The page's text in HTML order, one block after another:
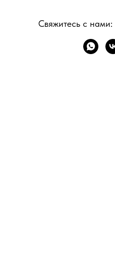
Свяжитесь с нами: